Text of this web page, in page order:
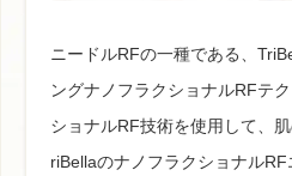
ニードルRFの一種である、
ングナノフラクショナルRFテ
ショナルRF技術を使用して、
riBellaのナノフラクショナル